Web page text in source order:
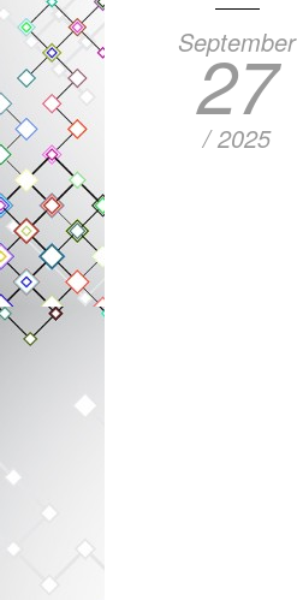
September
27
/ 2025